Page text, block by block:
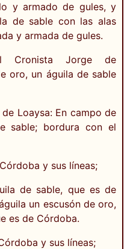
y armado de gules, y
de sable con las alas
y armada de gules.
Cronista Jorge de
oro, un águila de sable
Loaysa: En campo de
sable; bordura con el
y sus líneas;
de sable, que es de
un escusón de oro,
es de Córdoba.
y sus líneas;